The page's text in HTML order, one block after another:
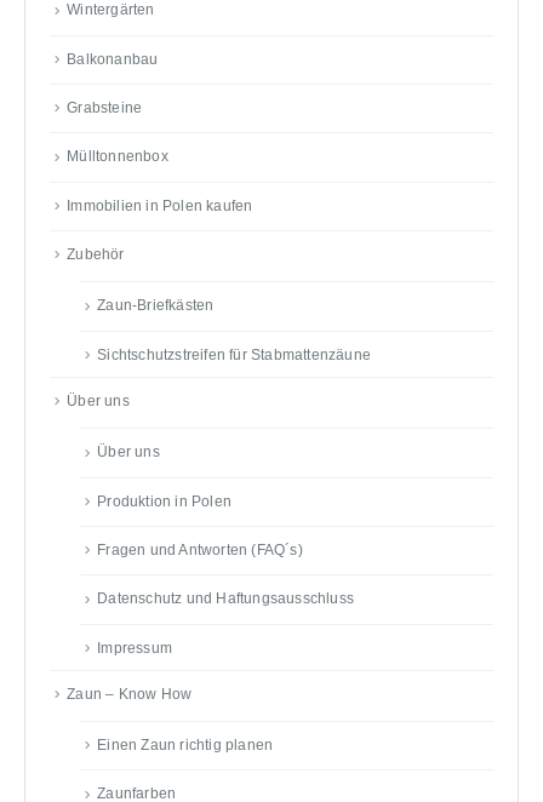
Wintergärten
Balkonanbau
Grabsteine
Mülltonnenbox
Immobilien in Polen kaufen
Zubehör
Zaun-Briefkästen
Sichtschutzstreifen für Stabmattenzäune
Über uns
Über uns
Produktion in Polen
Fragen und Antworten (FAQ´s)
Datenschutz und Haftungsausschluss
Impressum
Zaun – Know How
Einen Zaun richtig planen
Zaunfarben